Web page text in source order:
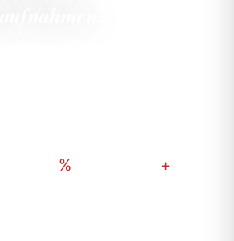
% +